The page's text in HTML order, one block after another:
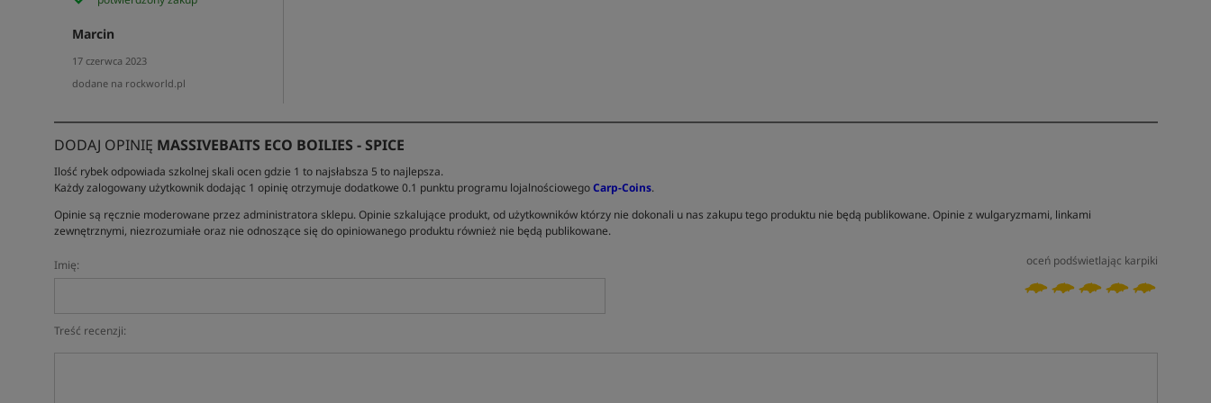
Marcin
17 czerwca 2023
dodane na rockworld.pl
DODAJ OPINIĘ MASSIVEBAITS ECO BOILIES - SPICE
Ilość rybek odpowiada szkolnej skali ocen gdzie 1 to najsłabsza 5 to najlepsza.
Każdy zalogowany użytkownik dodając 1 opinię otrzymuje dodatkowe 0.1 punktu programu lojalnościowegoCarp-Coins.
Opinie są ręcznie moderowane przez administratora sklepu. Opinie szkalujące produkt, od użytkowników którzy nie dokonali u nas zakupu tego produktu nie będą publikowane. Opinie z wulgaryzmami, linkami
zewnętrznymi, niezrozumiałe oraz nie odnoszące się do opiniowanego produktu również nie będą publikowane.
oceń podświetlając karpiki
Imię:
Treść recenzji: